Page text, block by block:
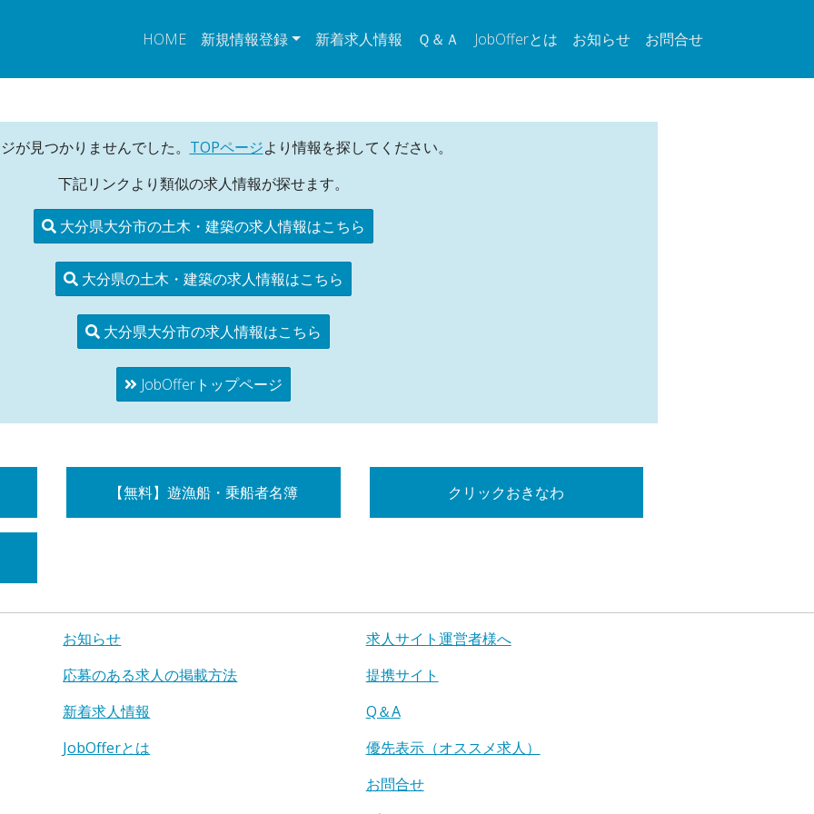
HOME 新規情報登録 新着求人情報 Ｑ＆Ａ JobOfferとは お知らせ お問合せ
が見つかりませんでした。 TOPページより情報を探してください。
下記リンクより類似の求人情報が探せます。
大分県大分市の土木・建築の求人情報はこちら
大分県の土木・建築の求人情報はこちら
大分県大分市の求人情報はこちら
JobOfferトップページ
【無料】遊漁船・乗船者名簿 クリックおきなわ
お知らせ
応募のある求人の掲載方法
新着求人情報
JobOfferとは
求人サイト運営者様へ
提携サイト
Q＆A
優先表示（オススメ求人）
お問合せ